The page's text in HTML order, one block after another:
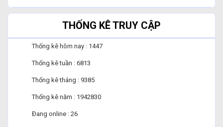
THỐNG KÊ TRUY CẬP
Thống kê hôm nay : 1447
Thống kê tuần : 6813
Thống kê tháng : 9385
Thống kê năm : 1942830
Đang online : 26